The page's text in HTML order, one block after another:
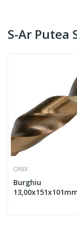
S-Ar Putea
ONIX
Burghiu